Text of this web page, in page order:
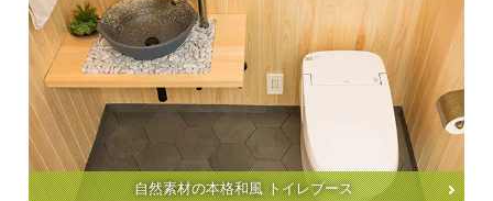
自然素材の本格和風 トイレブース